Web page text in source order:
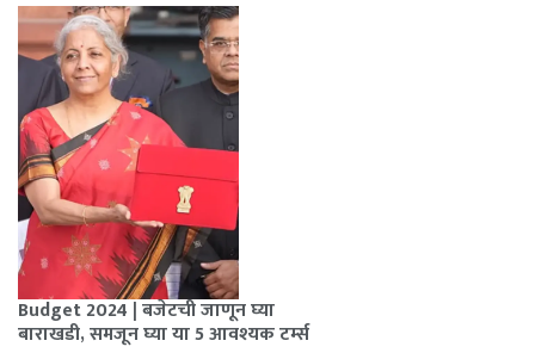
Budget 2024 | बजेटची जाणून घ्या
बाराखडी, समजून घ्या या 5 आवश्यक टर्म्स